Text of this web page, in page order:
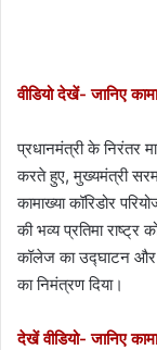
वीडियो देखें- जानिए
प्रधानमंत्री के निरंतर
करते हुए, मुख्यमंत्री
कामाख्या कॉरिडोर
की भव्य प्रतिमा
कॉलेज का उद्घाटन और
का निमंत्रण दिया।
देखें वीडियो- जानिए